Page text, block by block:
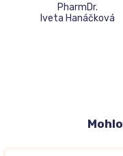
PharmDr.
Iveta Hanáčková
Mohlo